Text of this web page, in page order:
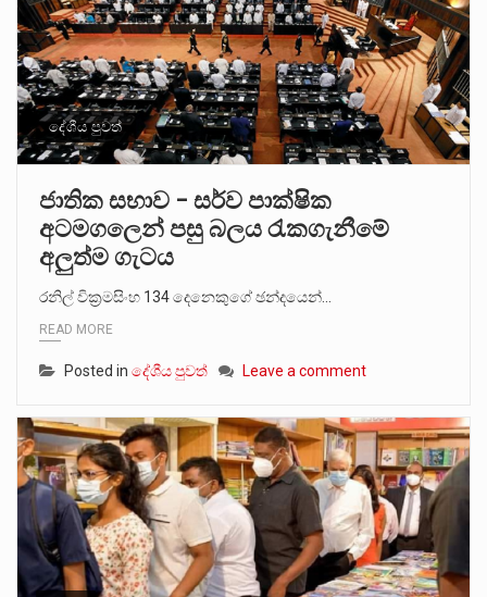
දේශීය පුවත්
ජාතික සභාව – සර්ව පාක්ෂික
අටමගලෙන් පසු බලය රැකගැනීමේ
අලුත්ම ගැටය
රනිල් වික්‍රමසිංහ 134 දෙනෙකුගේ ඡන්දයෙන්…
READ MORE
Posted in දේශීය පුවත් Leave a comment